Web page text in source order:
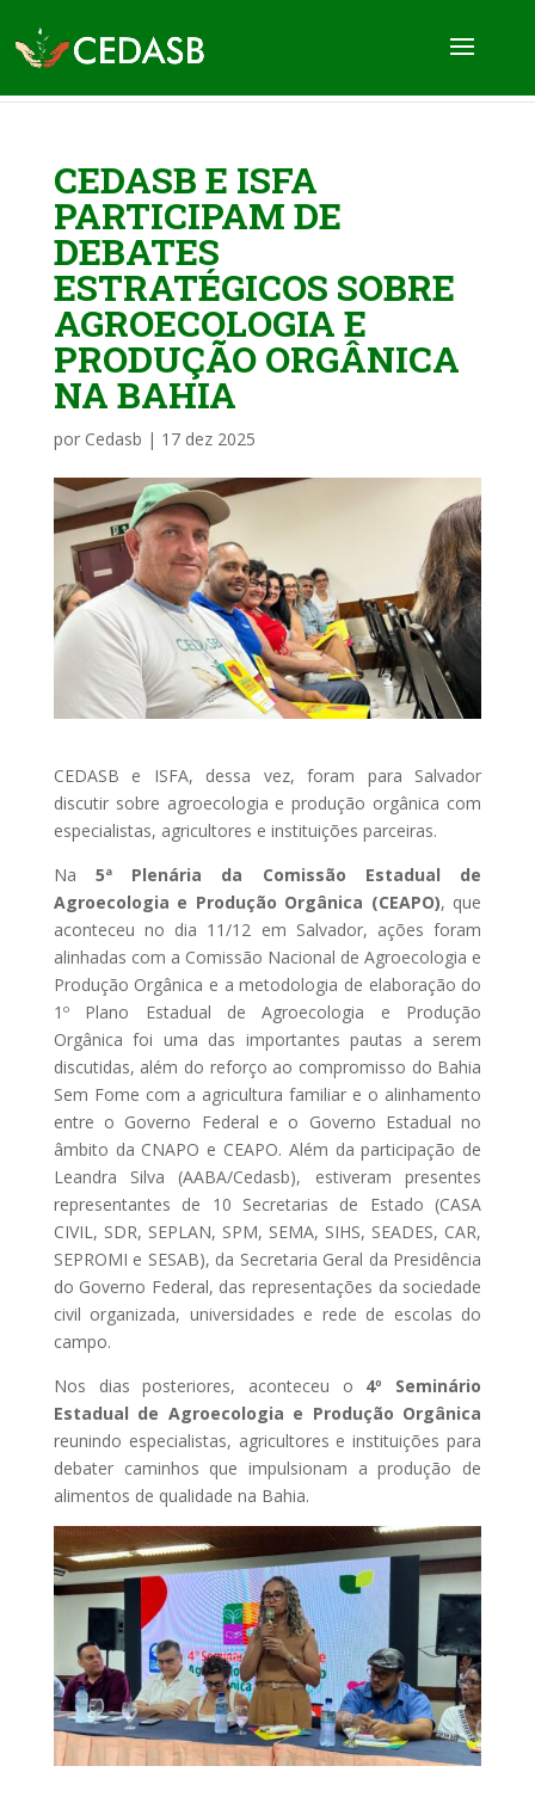
CEDASB E ISFA
PARTICIPAM DE
DEBATES
ESTRATÉGICOS SOBRE
AGROECOLOGIA E
PRODUÇÃO ORGÂNICA
NA BAHIA
por Cedasb | 17 dez 2025
CEDASB e ISFA, dessa vez, foram para Salvador
discutir sobre agroecologia e produção orgânica com
especialistas, agricultores e instituições parceiras.
Na5ª Plenária da Comissão Estadual de
Agroecologia e Produção Orgânica (CEAPO), que
aconteceu no dia 11/12 em Salvador, ações foram
alinhadas com a Comissão Nacional de Agroecologia e
Produção Orgânica e a metodologia de elaboração do
1º Plano Estadual de Agroecologia e Produção
Orgânica foi uma das importantes pautas a serem
discutidas, além do reforço ao compromisso do Bahia
Sem Fome com a agricultura familiar e o alinhamento
entre o Governo Federal e o Governo Estadual no
âmbito da CNAPO e CEAPO. Além da participação de
Leandra Silva (AABA/Cedasb), estiveram presentes
representantes de 10 Secretarias de Estado (CASA
CIVIL, SDR, SEPLAN, SPM, SEMA, SIHS, SEADES, CAR,
SEPROMI e SESAB), da Secretaria Geral da Presidência
do Governo Federal, das representações da sociedade
civil organizada, universidades e rede de escolas do
campo.
Nos dias posteriores, aconteceu o 4º Seminário
Estadual de Agroecologia e Produção Orgânica
reunindo especialistas, agricultores e instituições para
debater caminhos que impulsionam a produção de
alimentos de qualidade na Bahia.